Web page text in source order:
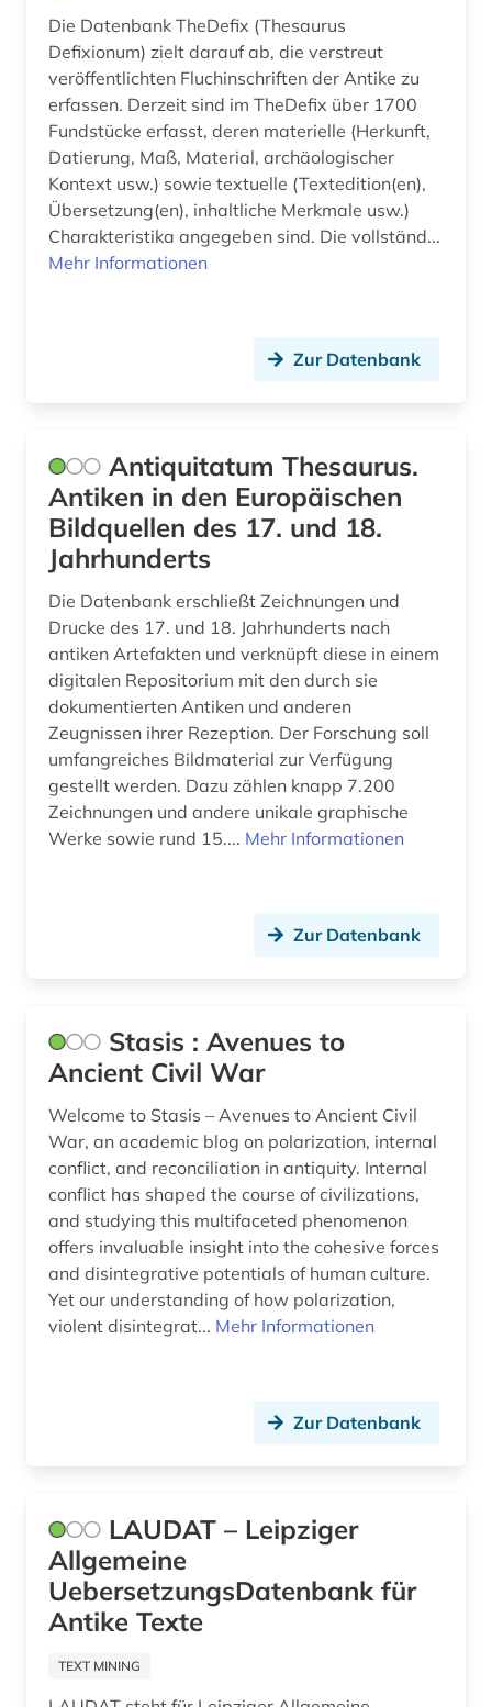
Die Datenbank TheDefix (Thesaurus
Defixionum) zielt darauf ab, die verstreut
veröffentlichten Fluchinschriften der Antike zu
erfassen. Derzeit sind im TheDefix über 1700
Fundstücke erfasst, deren materielle (Herkunft,
Datierung, Maß, Material, archäologischer
Kontext usw.) sowie textuelle (Textedition(en),
Übersetzung(en), inhaltliche Merkmale usw.)
Charakteristika angegeben sind. Die vollständ...
Mehr Informationen
Zur Datenbank
Antiquitatum Thesaurus.
Antiken in den Europäischen
Bildquellen des 17. und 18.
Jahrhunderts
Die Datenbank erschließt Zeichnungen und
Drucke des 17. und 18. Jahrhunderts nach
antiken Artefakten und verknüpft diese in einem
digitalen Repositorium mit den durch sie
dokumentierten Antiken und anderen
Zeugnissen ihrer Rezeption. Der Forschung soll
umfangreiches Bildmaterial zur Verfügung
gestellt werden. Dazu zählen knapp 7.200
Zeichnungen und andere unikale graphische
Werke sowie rund 15.... Mehr Informationen
Zur Datenbank
Stasis : Avenues to
Ancient Civil War
Welcome to Stasis – Avenues to Ancient Civil
War, an academic blog on polarization, internal
conflict, and reconciliation in antiquity. Internal
conflict has shaped the course of civilizations,
and studying this multifaceted phenomenon
offers invaluable insight into the cohesive forces
and disintegrative potentials of human culture.
Yet our understanding of how polarization,
violent disintegrat... Mehr Informationen
Zur Datenbank
LAUDAT – Leipziger
Allgemeine
UebersetzungsDatenbank für
Antike Texte
TEXT MINING